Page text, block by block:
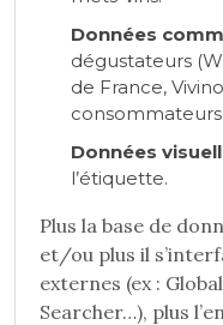
Données
dégustateurs
de France,
consommateurs.
Données
l’étiquette.
Plus la base de
et/ou plus il
externes (ex :
Searcher…), plus